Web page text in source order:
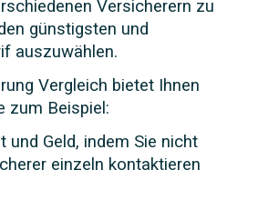
Versicherern zu
günstigsten und
auszuwählen.
Vergleich bietet Ihnen
zum Beispiel:
und Geld, indem Sie nicht
einzeln kontaktieren